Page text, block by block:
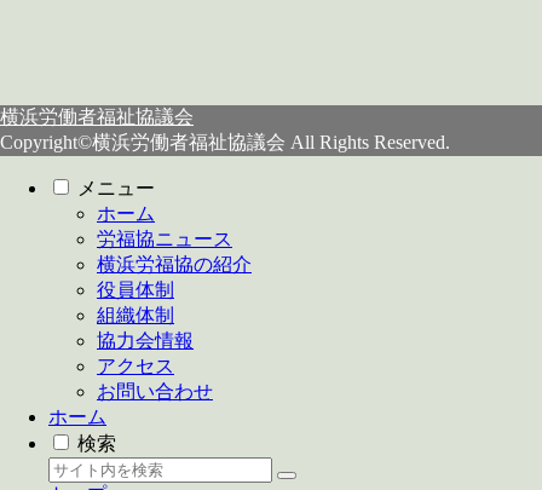
横浜労働者福祉協議会
Copyright©横浜労働者福祉協議会 All Rights Reserved.
メニュー
ホーム
労福協ニュース
横浜労福協の紹介
役員体制
組織体制
協力会情報
アクセス
お問い合わせ
ホーム
検索